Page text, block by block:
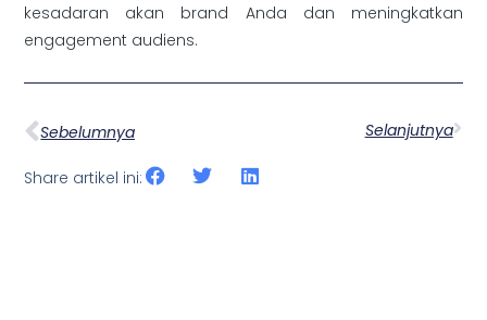
kesadaran akan brand Anda dan meningkatkan
engagement audiens.
Sebelumnya Selanjutnya
Share artikel ini: